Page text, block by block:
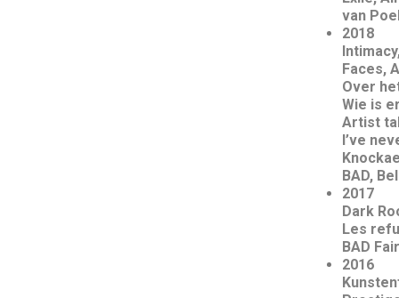
van
2018
Faces,
Over
Wie is
Artist
I’ve
BAD,
2017
Dark
Les
BAD
2016